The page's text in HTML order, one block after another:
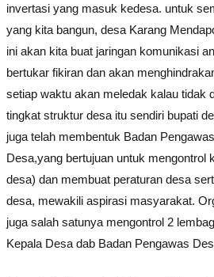
invertasi yang masuk kedesa. untuk
yang kita bangun, desa Karang
ini akan kita buat jaringan komunikasi
bertukar fikiran dan akan
setiap waktu akan meledak kalau tidak
tingkat struktur desa itu sendiri bupati
juga telah membentuk Badan
Desa,yang bertujuan untuk mengontrol
desa) dan membuat peraturan desa
desa, mewakili aspirasi masyarakat.
juga salah satunya mengontrol 2
Kepala Desa dab Badan Pengawas